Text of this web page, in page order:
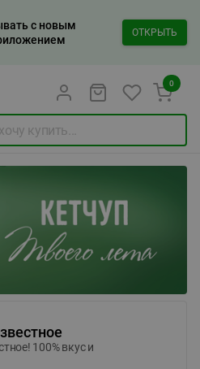
с новым
ОТКРЫТЬ
0
100% вкус и